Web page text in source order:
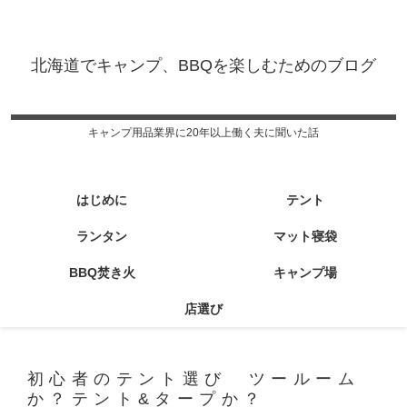
北海道でキャンプ、BBQを楽しむためのブログ
キャンプ用品業界に20年以上働く夫に聞いた話
はじめに テント
ランタン マット寝袋
BBQ焚き火 キャンプ場
店選び
初心者のテント選び ツールーム
か？テント&タープか？